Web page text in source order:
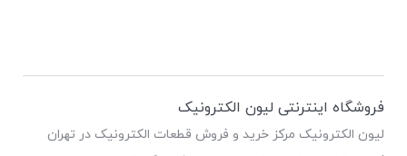
فروشگاه اینترنتی لیون الکترونیک
لیون الکترونیک مرکز خرید و فروش قطعات الکترونیک در تهران